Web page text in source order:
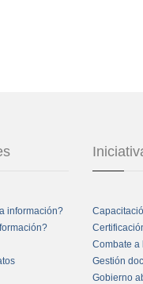
información?
Combate a
Gestión
Gobierno